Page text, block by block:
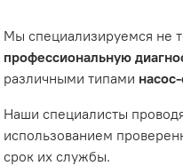
Гарантия не
Истек гарантийный срок.
Товар является
диски сцепления, свечи
Неисправности вызваны
Мы специализируемся не
профессиональную
различными типами
Наши специалисты
использованием
срок их службы.